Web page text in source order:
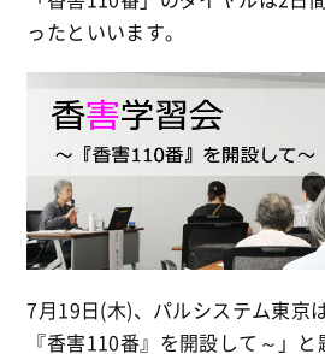
ったといいます。
7月19日(木)、パルシステム東京
『香害110番』を開設して～」